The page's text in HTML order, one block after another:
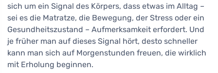
sich um ein Signal des Körpers, dass etwas im Alltag –
sei es die Matratze, die Bewegung, der Stress oder ein
Gesundheitszustand – Aufmerksamkeit erfordert. Und
je früher man auf dieses Signal hört, desto schneller
kann man sich auf Morgenstunden freuen, die wirklich
mit Erholung beginnen.